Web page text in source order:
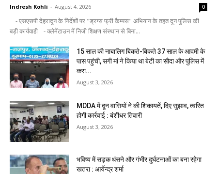
Indresh Kohli - August 4, 2026 0
- एसएसपी देहरादून के निर्देशों पर "ड्रग्स फ्री कैम्पस" अभियान के तहत दून पुलिस की
बड़ी कार्यवाही - क्लेमेंटाउन में निजी शिक्षण संस्थान से बिना...
15 साल की नाबालिग बिकते-बिकते 37 साल के आदमी के
पास पहुंची, सगी मां ने किया था बेटी का सौदा और पुलिस में
करा...
August 3, 2026
MDDA में दून वासियों ने की शिकायतें, दिए सुझाव, त्वरित
होगी कार्रवाई : बंशीधर तिवारी
August 3, 2026
भविष्य में सड़क धंसने और गंभीर दुर्घटनाओं का बना रहेगा
खतरा : आर्येन्द्र शर्मा